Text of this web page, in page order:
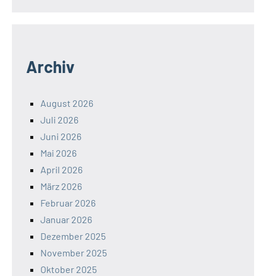
Archiv
August 2026
Juli 2026
Juni 2026
Mai 2026
April 2026
März 2026
Februar 2026
Januar 2026
Dezember 2025
November 2025
Oktober 2025